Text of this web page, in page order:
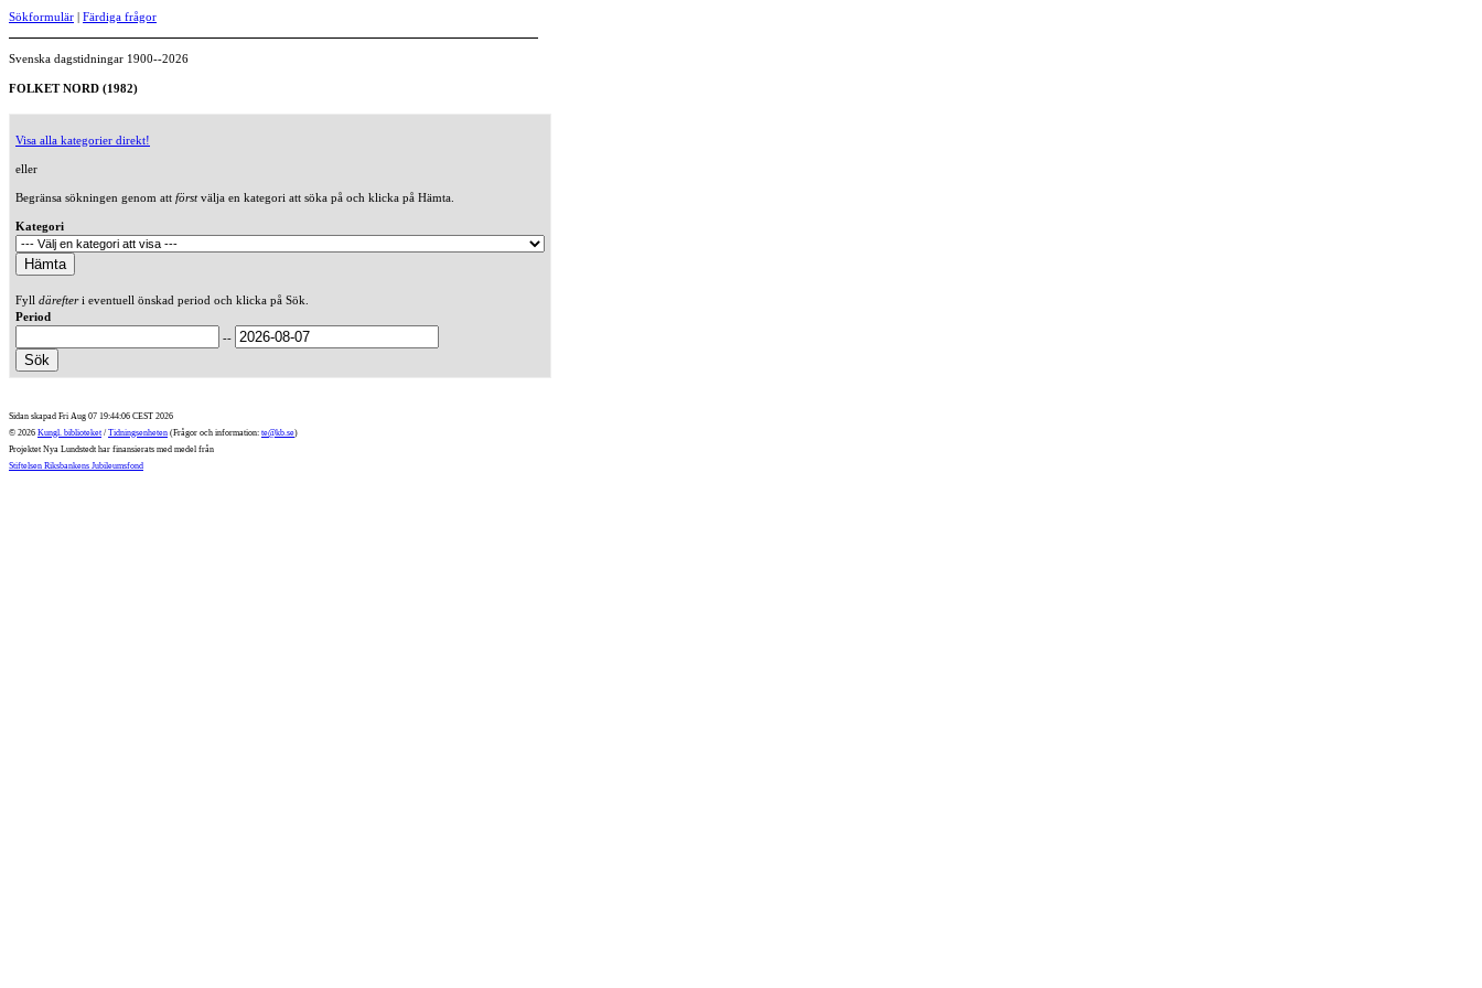
Sökformulär | Färdiga frågor
Svenska dagstidningar 1900--2026
FOLKET NORD (1982)
Visa alla kategorier direkt!
eller
Begränsa sökningen genom att förstvälja en kategori att söka på och klicka på Hämta.
Kategori
Fyll därefteri eventuell önskad period och klicka på Sök.
Period
--
Sidan skapad Fri Aug 07 19:44:06 CEST 2026
© 2026 Kungl. biblioteket / Tidningsenheten (Frågor och information: te@kb.se)
Projektet Nya Lundstedt har finansierats med medel från
Stiftelsen Riksbankens Jubileumsfond